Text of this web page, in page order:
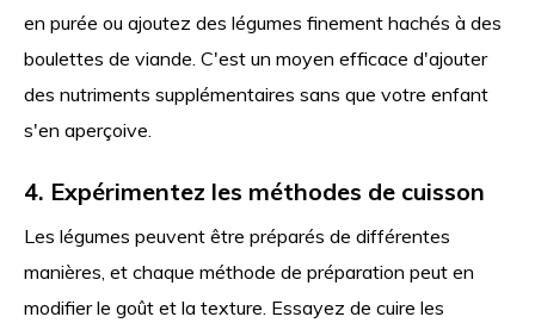
en purée ou ajoutez des légumes finement hachés à des
boulettes de viande. C'est un moyen efficace d'ajouter
des nutriments supplémentaires sans que votre enfant
s'en aperçoive.
4. Expérimentez les méthodes de cuisson
Les légumes peuvent être préparés de différentes
manières, et chaque méthode de préparation peut en
modifier le goût et la texture. Essayez de cuire les